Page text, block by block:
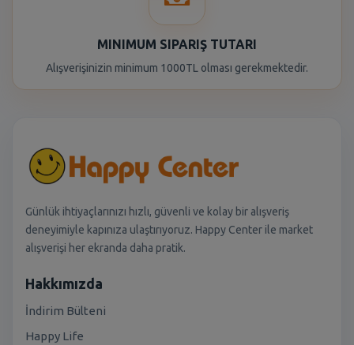
MINIMUM SIPARIŞ TUTARI
Alışverişinizin minimum 1000TL olması gerekmektedir.
Günlük ihtiyaçlarınızı hızlı, güvenli ve kolay bir alışveriş
deneyimiyle kapınıza ulaştırıyoruz. Happy Center ile market
alışverişi her ekranda daha pratik.
Hakkımızda
İndirim Bülteni
Happy Life